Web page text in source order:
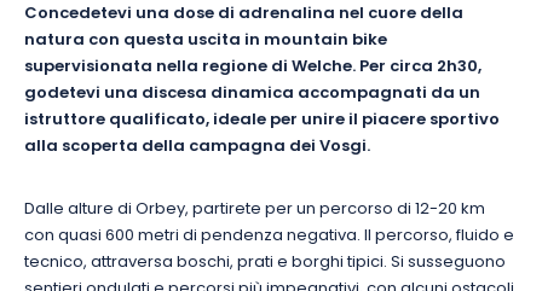
Concedetevi una dose di adrenalina nel cuore della
natura con questa uscita in mountain bike
supervisionata nella regione di Welche. Per circa 2h30,
godetevi una discesa dinamica accompagnati da un
istruttore qualificato, ideale per unire il piacere sportivo
alla scoperta della campagna dei Vosgi.
Dalle alture di Orbey, partirete per un percorso di 12-20 km
con quasi 600 metri di pendenza negativa. Il percorso, fluido e
tecnico, attraversa boschi, prati e borghi tipici. Si susseguono